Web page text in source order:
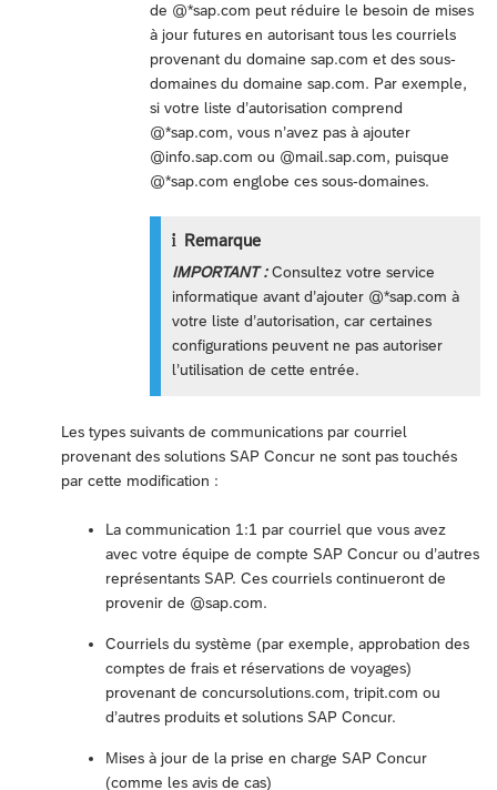
de @*sap.com peut réduire le besoin de mises
à jour futures en autorisant tous les courriels
provenant du domaine sap.com et des sous-
domaines du domaine sap.com. Par exemple,
si votre liste d’autorisation comprend
@*sap.com, vous n’avez pas à ajouter
@info.sap.com ou @mail.sap.com, puisque
@*sap.com englobe ces sous-domaines.
Remarque
IMPORTANT :Consultez votre service
informatique avant d’ajouter @*sap.com à
votre liste d’autorisation, car certaines
configurations peuvent ne pas autoriser
l’utilisation de cette entrée.
Les types suivants de communications par courriel
provenant des solutions SAP Concur ne sont pas touchés
par cette modification :
La communication 1:1 par courriel que vous avez
avec votre équipe de compte SAP Concur ou d’autres
représentants SAP. Ces courriels continueront de
provenir de @sap.com.
Courriels du système (par exemple, approbation des
comptes de frais et réservations de voyages)
provenant de concursolutions.com, tripit.com ou
d’autres produits et solutions SAP Concur.
Mises à jour de la prise en charge SAP Concur
(comme les avis de cas)